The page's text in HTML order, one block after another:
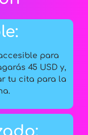
para
45 USD y,
tu cita para la